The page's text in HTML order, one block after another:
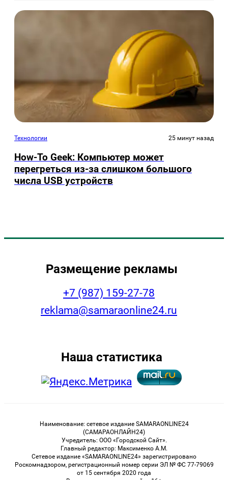
Технологии 25 минут назад
How-To Geek: Компьютер может
перегреться из-за слишком большого
числа USB устройств
Размещение рекламы
+7 (987) 159-27-78
reklama@samaraonline24.ru
Наша статистика
Наименование: сетевое издание SAMARAONLINE24
(САМАРАОНЛАЙН24)
Учредитель: ООО «Городской Сайт».
Главный редактор: Максименко А.М.
Сетевое издание «SAMARAONLINE24» зарегистрировано
Роскомнадзором, регистрационный номер серии ЭЛ № ФС 77-79069
от 15 сентября 2020 года